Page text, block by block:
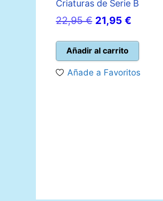
Criaturas de Serie B
22,95€ El
original
era:
22,95 €.
21,95 €
es:
21,95 €.
Añadir al carrito
Añade a Favoritos